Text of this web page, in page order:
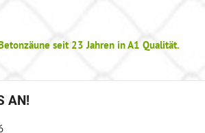
seit 23 Jahren in A1 Qualität.
AN!